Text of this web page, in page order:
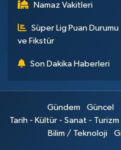
Namaz Vakitleri
Süper Lig Puan Durumu
ve Fikstür
Son Dakika Haberleri
Gündem Güncel
Tarih - Kültür - Sanat - Turizm
Bilim / Teknoloji